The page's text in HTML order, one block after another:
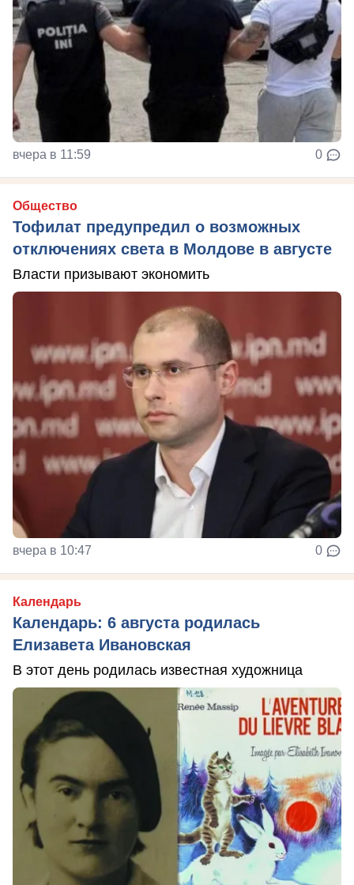
вчера в 11:59 0
Общество
Тофилат предупредил о возможных
отключениях света в Молдове в августе
Власти призывают экономить
вчера в 10:47 0
Календарь
Календарь: 6 августа родилась
Елизавета Ивановская
В этот день родилась известная художница